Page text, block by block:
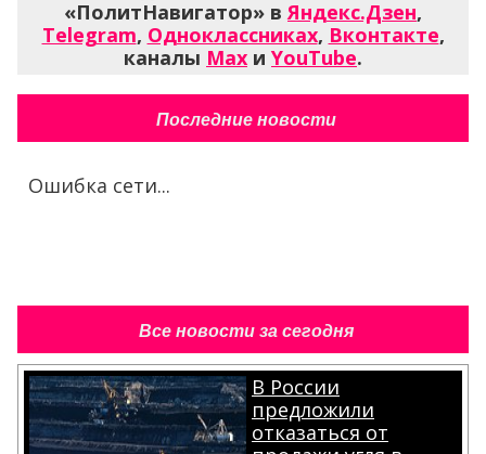
«ПолитНавигатор» вЯндекс.Дзен,
Telegram, Одноклассниках, Вконтакте,
каналы Max и YouTube.
Последние новости
Ошибка сети...
Все новости за сегодня
В России
предложили
отказаться от